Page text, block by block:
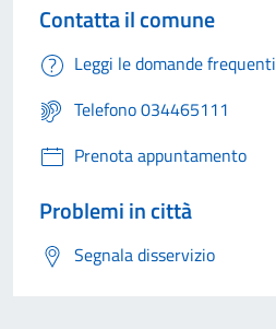
Contatta il comune
Leggi le domande frequenti
Telefono 034465111
Prenota appuntamento
Problemi in città
Segnala disservizio